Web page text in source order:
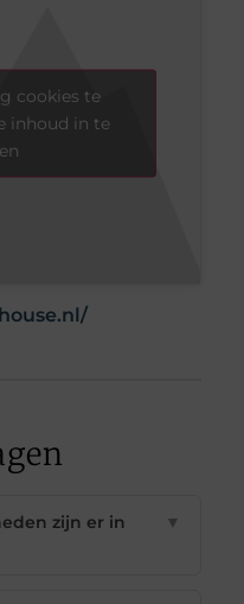
cookies te
inhoud in te
zijn er in
▼